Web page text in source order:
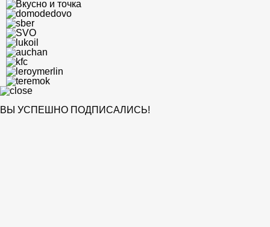
ВЫ УСПЕШНО ПОДПИСАЛИСЬ!